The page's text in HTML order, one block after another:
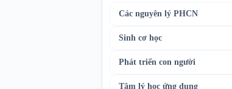
Các nguyên lý PHCN
Sinh cơ học
Phát triển con người
Tâm lý học ứng dụng